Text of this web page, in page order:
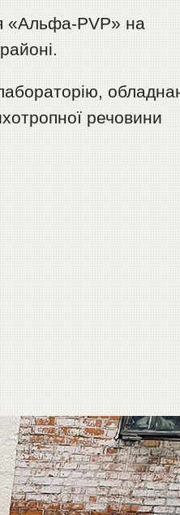
«Альфа-PVP» на
речовини